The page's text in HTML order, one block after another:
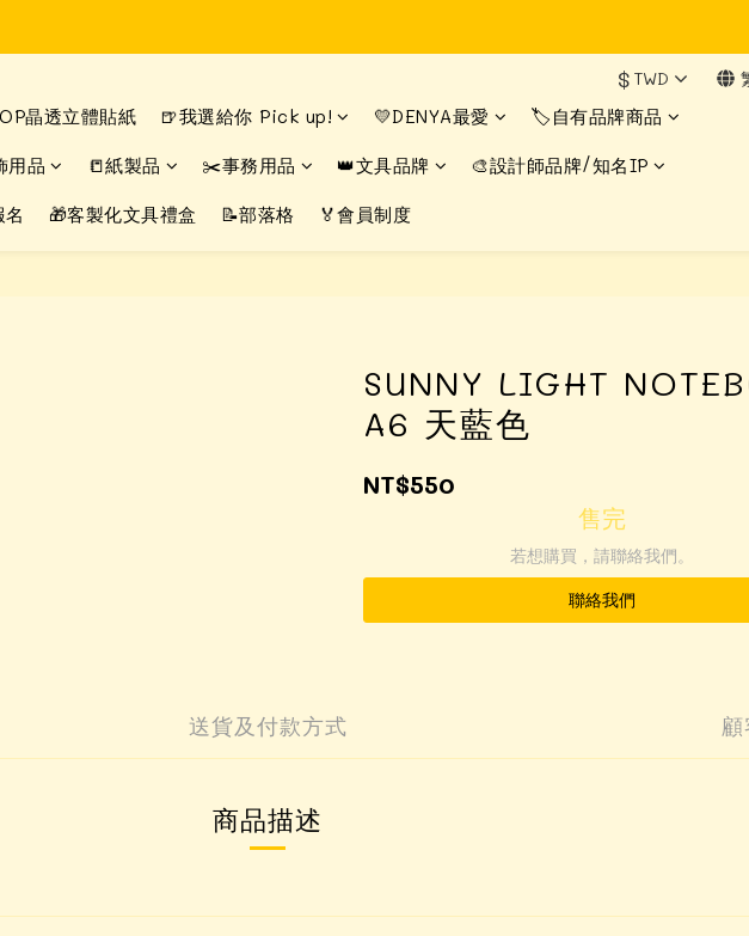
$ TWD
晶透立體貼紙 🍺我選給你 Pick up! 💛DENYA最愛 🏷️自有品牌商品
用品 📒紙製品 ✂️事務用品 👑文具品牌 🎨設計師品牌/知名IP
🎁客製化文具禮盒 📝部落格 🏅會員制度
SUNNY LIGHT
A6 天藍色
NT$550
售完
若想購買，請聯絡我們。
聯絡我們
送貨及付款方式
商品描述